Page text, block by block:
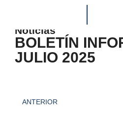
Noticias
BOLETÍN
JULIO 2025
ANTERIOR